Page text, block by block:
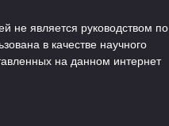
0 8
не является руководством по
в качестве научного
на данном интернет